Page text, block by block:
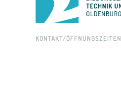
KONTAKT/ÖFFNUNGSZEITEN